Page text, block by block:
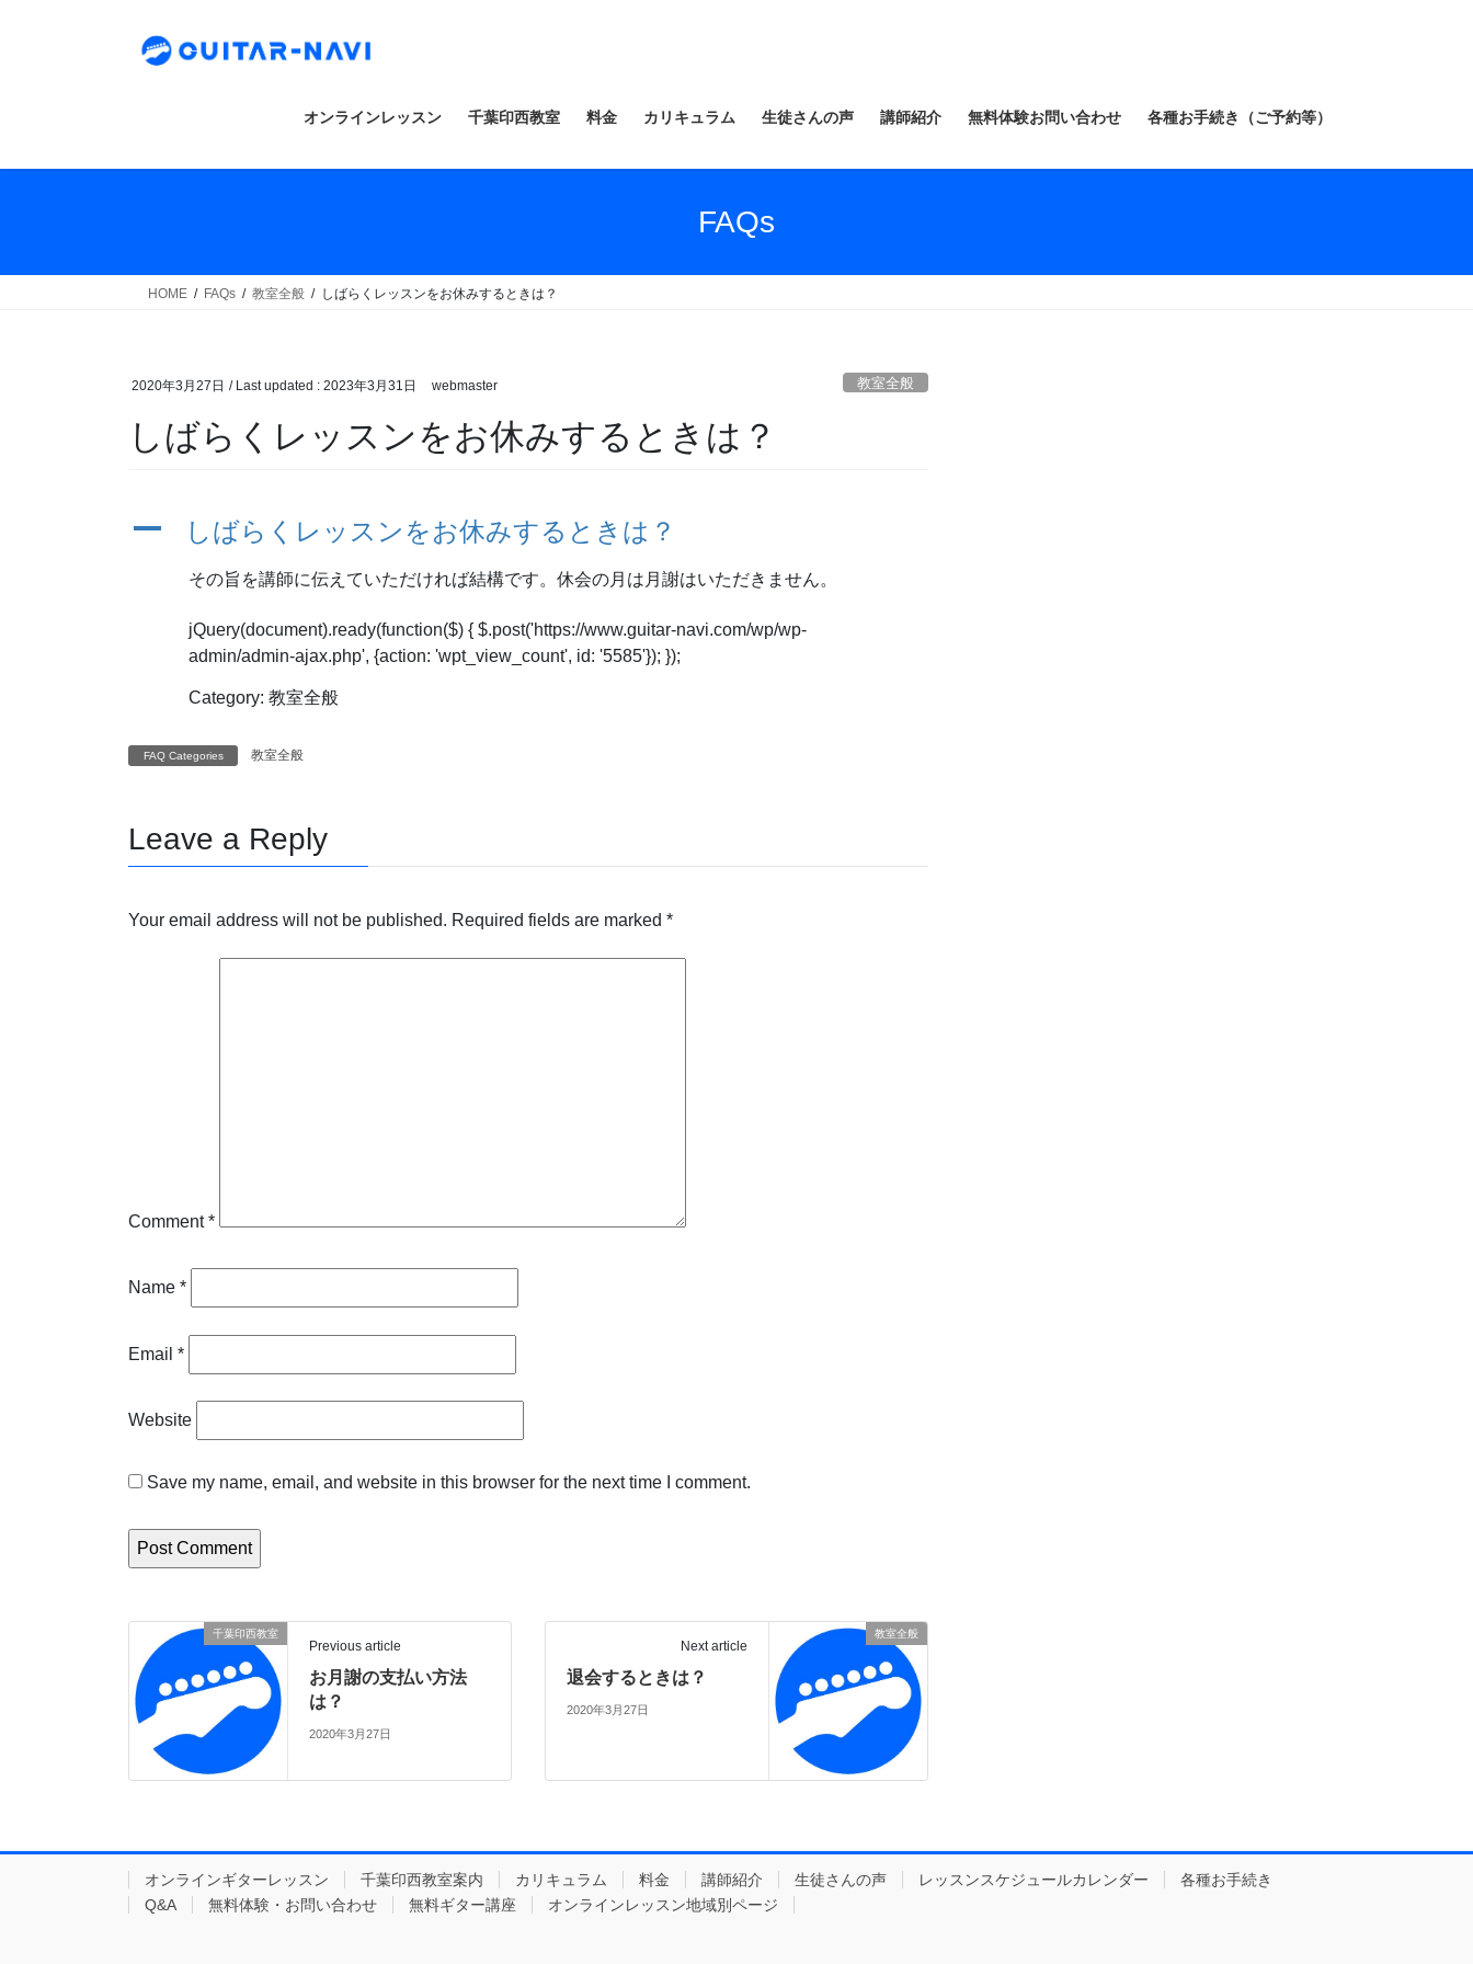
オンラインレッスン 千葉印西教室 料金 カリキュラム 生徒さんの声 講師紹介 無料体験お問い合わせ 各種お手続き（ご予約等）
FAQs
HOME FAQs 教室全般 しばらくレッスンをお休みするときは？
2020年3月27日 / Last updated : 2023年3月31日 webmaster 教室全般
しばらくレッスンをお休みするときは？
A しばらくレッスンをお休みするときは？
その旨を講師に伝えていただければ結構です。休会の月は月謝はいただきません。
jQuery(document).ready(function($) { $.post('https://www.guitar-navi.com/wp/wp-
admin/admin-ajax.php', {action: 'wpt_view_count', id: '5585'}); });
Category: 教室全般
FAQ Categories 教室全般
Leave a Reply
Your email address will not be published. Required fields are marked *
Comment*
Name *
Email *
Website
Save my name, email, and website in this browser for the next time I comment.
千葉印西教室
Previous article
お月謝の支払い方法
は？
2020年3月27日
教室全般
Next article
退会するときは？
2020年3月27日
オンラインギターレッスン 千葉印西教室案内 カリキュラム 料金 講師紹介 生徒さんの声 レッスンスケジュールカレンダー
各種お手続き
Q&A
無料体験・お問い合わせ 無料ギター講座 オンラインレッスン地域別ページ